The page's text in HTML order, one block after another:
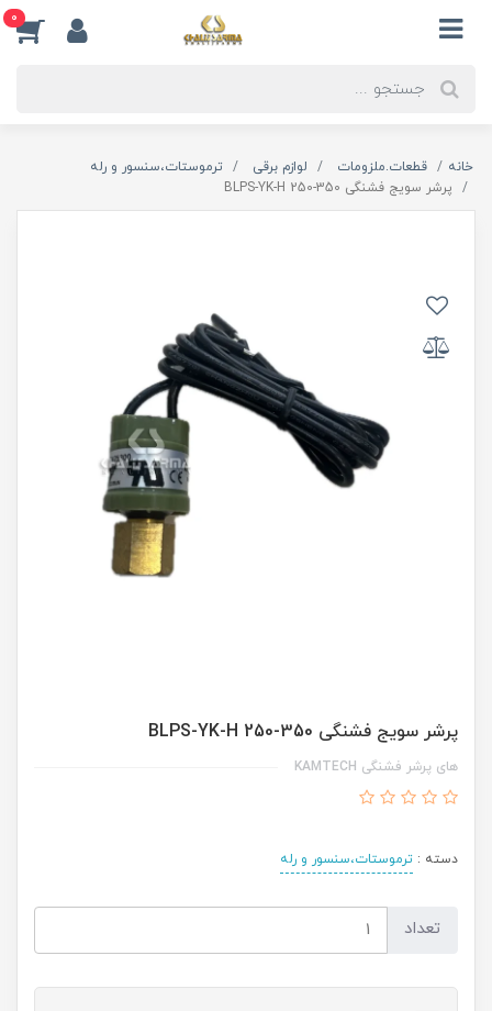
0
خانه قطعات.ملزومات لوازم برقی
ترموستات،سنسور و رله
پرشر سویج فشنگی BLPS-YK-H 250-350
پرشر سویج فشنگی BLPS-YK-H 250-350
های پرشر فشنگی KAMTECH
دسته : ترموستات،سنسور و رله
تعداد